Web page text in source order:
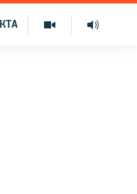
КТА